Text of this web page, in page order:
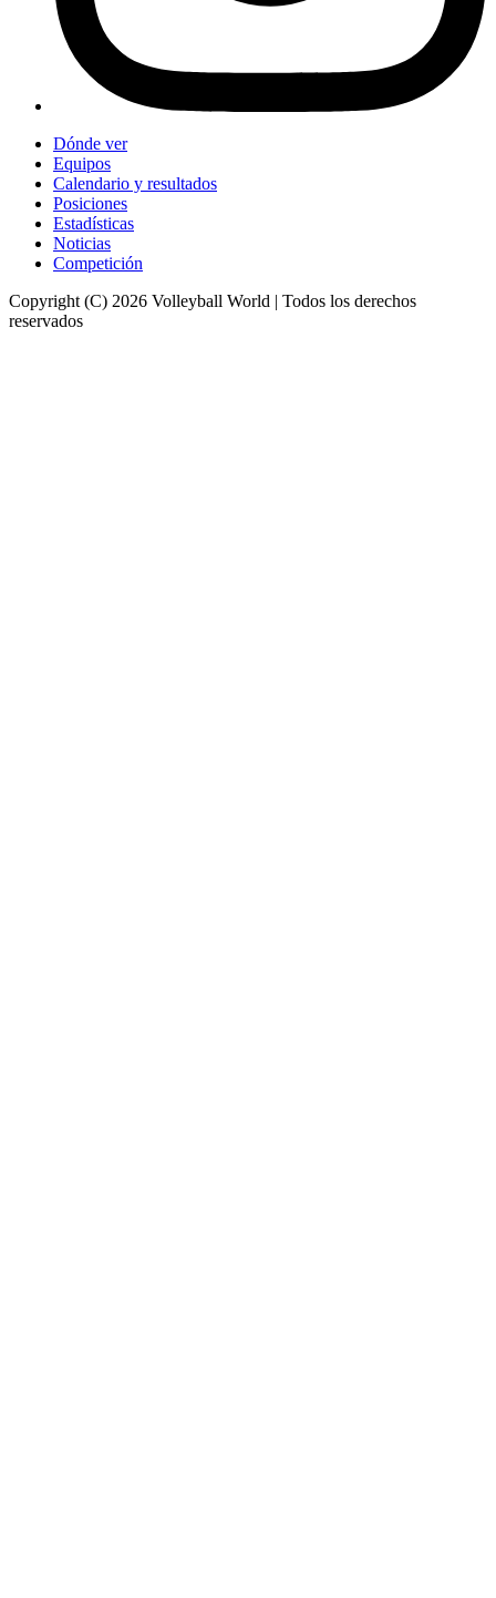
Dónde ver
Equipos
Calendario y resultados
Posiciones
Estadísticas
Noticias
Competición
Copyright (C) 2026 Volleyball World | Todos los derechos
reservados